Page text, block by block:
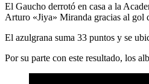
El Gaucho derrotó en casa a la
Arturo «Jiya» Miranda gracias al
El azulgrana suma 33 puntos y se
Por su parte con este resultado, los